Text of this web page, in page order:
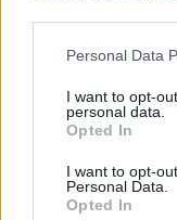
Personal Data
I want to opt-
personal data.
Opted In
I want to opt-
Personal Data.
Opted In
Protesty: Vnitro
Ministerstvo vnitra
ulicích Prahy
médií a sítě internet.
během celého
sdělila dnes ČIA
Bártíková.